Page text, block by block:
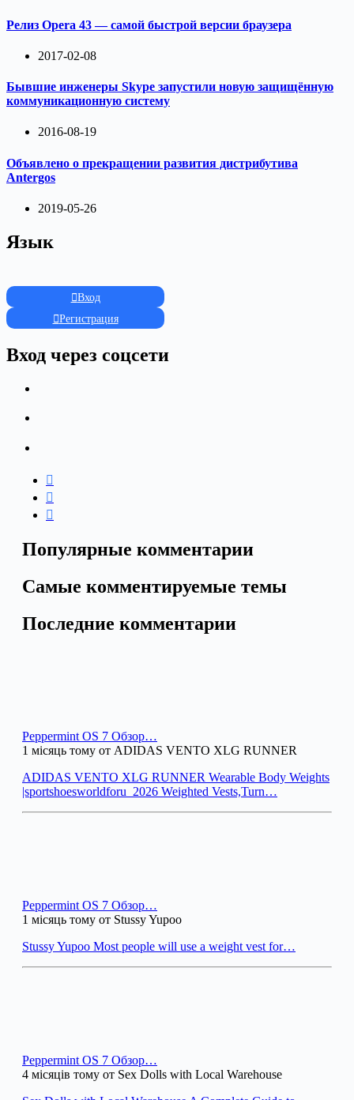
Релиз Opera 43 — самой быстрой версии браузера
2017-02-08
Бывшие инженеры Skype запустили новую защищённую
коммуникационную систему
2016-08-19
Объявлено о прекращении развития дистрибутива
Antergos
2019-05-26
Язык
Вход
Регистрация
Вход через соцсети
Популярные комментарии
Самые комментируемые темы
Последние комментарии
Peppermint OS 7 Обзор…
1 місяць тому от ADIDAS VENTO XLG RUNNER
ADIDAS VENTO XLG RUNNER Wearable Body Weights
|sportshoesworldforu_2026 Weighted Vests,Turn…
Peppermint OS 7 Обзор…
1 місяць тому от Stussy Yupoo
Stussy Yupoo Most people will use a weight vest for…
Peppermint OS 7 Обзор…
4 місяців тому от Sex Dolls with Local Warehouse